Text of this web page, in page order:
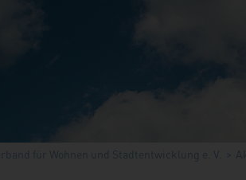
für Wohnen und Stadtentwicklung e. V.